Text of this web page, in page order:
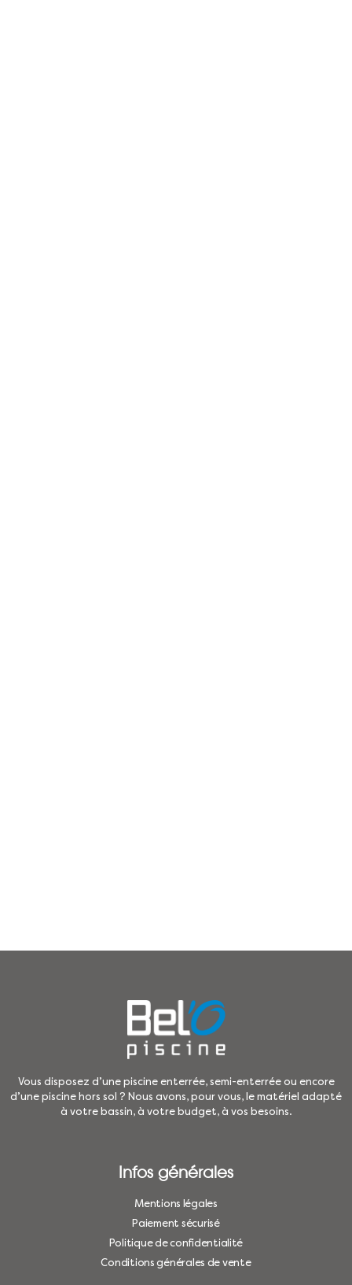
Vous disposez d’une piscine enterrée, semi-enterrée ou encore
d’une piscine hors sol ? Nous avons, pour vous, le matériel adapté
à votre bassin, à votre budget, à vos besoins.
Infos générales
Mentions légales
Paiement sécurisé
Politique de confidentialité
Conditions générales de vente